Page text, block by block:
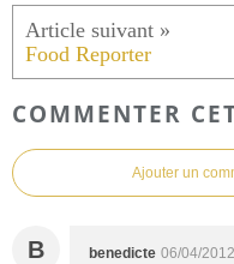
Food Reporter
COMMENTER
Ajouter un
B benedicte 06/04/